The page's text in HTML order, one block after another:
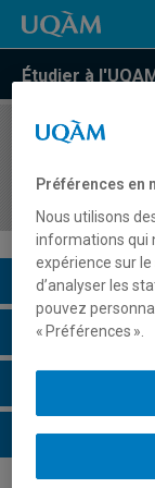
Étudier à
COURS//
d'évaluation
Description du
Horaire - Été
Horaire -
Horaire - Hiver
Préférences en
Nous utilisons
informations qui
expérience sur
d’analyser les
pouvez
« Préférences ».